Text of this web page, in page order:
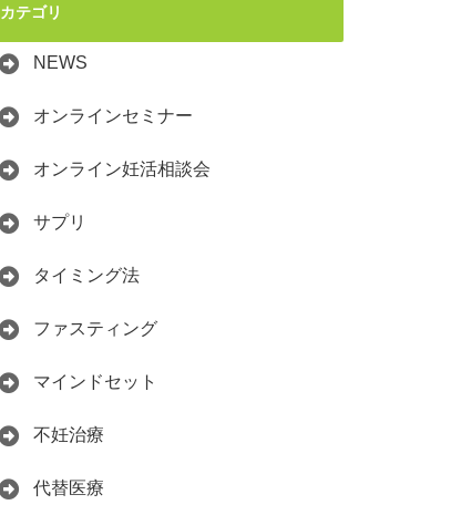
カテゴリ
NEWS
オンラインセミナー
オンライン妊活相談会
サプリ
タイミング法
ファスティング
マインドセット
不妊治療
代替医療